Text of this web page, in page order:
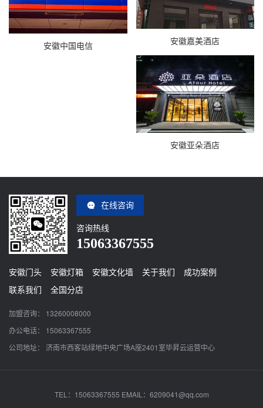
安徽中国电信 安徽嘉美酒店
安徽亚朵酒店
在线咨询
咨询热线
15063367555
安徽门头 安徽灯箱 安徽文化墙 关于我们
成功案例
联系我们
全国分店
加盟咨询： 13260008000
办公电话： 15063367555
公司地址： 济南市西客站绿地中央广场A座2401室毕昇云运营中心
TEL：15063367555 EMAIL：6209041@qq.com